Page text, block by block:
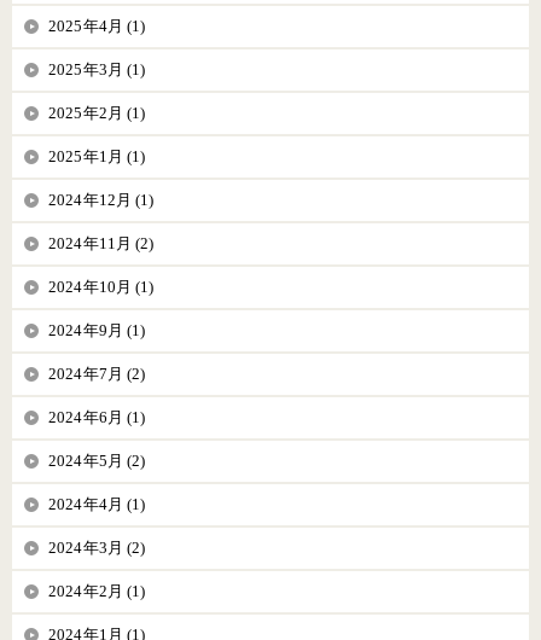
2025年4月 (1)
2025年3月 (1)
2025年2月 (1)
2025年1月 (1)
2024年12月 (1)
2024年11月 (2)
2024年10月 (1)
2024年9月 (1)
2024年7月 (2)
2024年6月 (1)
2024年5月 (2)
2024年4月 (1)
2024年3月 (2)
2024年2月 (1)
2024年1月 (1)